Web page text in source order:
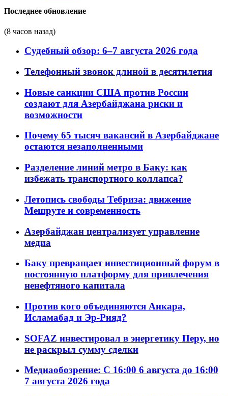
Последнее обновление
(8 часов назад)
Судебный обзор: 6–7 августа 2026 года
Телефонный звонок длиной в десятилетия
Новые санкции США против России
создают для Азербайджана риски и
возможности
Почему 65 тысяч вакансий в Азербайджане
остаются незаполненными
Разделение линий метро в Баку: как
избежать транспортного коллапса?
Летопись свободы Тебриза: движение
Мешруте и современность
Азербайджан централизует управление
медиа
Баку превращает инвестиционный форум в
постоянную платформу для привлечения
ненефтяного капитала
Против кого объединяются Анкара,
Исламабад и Эр-Рияд?
SOFAZ инвестировал в энергетику Перу, но
не раскрыл сумму сделки
Медиаобозрение: С 16:00 6 августа до 16:00
7 августа 2026 года